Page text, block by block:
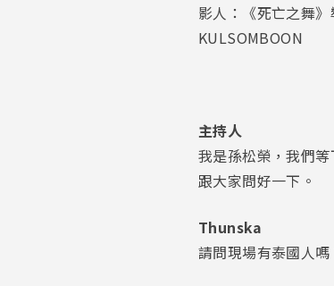
影人：《死亡之舞
KULSOMBOON
主持人
我是孫松榮，我們
跟大家問好一下。
Thunska
請問現場有泰國人嗎